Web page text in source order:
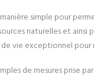
simple pour
naturelles et ainsi
vie exceptionnel pour
de mesures prise